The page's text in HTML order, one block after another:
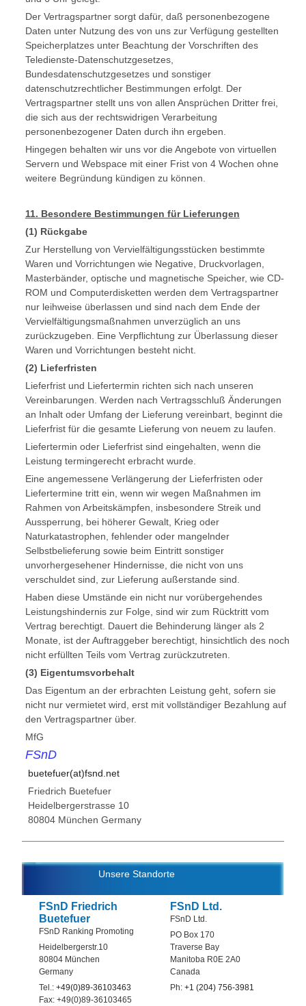
Unsere Standorte
FSnD Friedrich
Buetefuer
FSnD Ranking Promoting
Heidelbergerstr.10
80804 München
Germany
Tel.:+49(0)89-36103463
Fax: +49(0)89-36103465
FSnD Ltd.
FSnD Ltd.
PO Box 170
Traverse Bay
Manitoba R0E 2A0
Canada
Ph: +1 (204) 756-3981
Der Vertragspartner sorgt dafür, daß personenbezogene
Daten unter Nutzung des von uns zur Verfügung gestellten
Speicherplatzes unter Beachtung der Vorschriften des
Teledienste-Datenschutzgesetzes,
Bundesdatenschutzgesetzes und sonstiger
datenschutzrechtlicher Bestimmungen erfolgt. Der
Vertragspartner stellt uns von allen Ansprüchen Dritter frei,
die sich aus der rechtswidrigen Verarbeitung
personenbezogener Daten durch ihn ergeben.
Hingegen behalten wir uns vor die Angebote von virtuellen
Servern und Webspace mit einer Frist von 4 Wochen ohne
weitere Begründung kündigen zu können.
11. Besondere Bestimmungen für Lieferungen
(1) Rückgabe
Zur Herstellung von Vervielfältigungsstücken bestimmte
Waren und Vorrichtungen wie Negative, Druckvorlagen,
Masterbänder, optische und magnetische Speicher, wie CD-
ROM und Computerdisketten werden dem Vertragspartner
nur leihweise überlassen und sind nach dem Ende der
Vervielfältigungsmaßnahmen unverzüglich an uns
zurückzugeben. Eine Verpflichtung zur Überlassung dieser
Waren und Vorrichtungen besteht nicht.
(2) Lieferfristen
Lieferfrist und Liefertermin richten sich nach unseren
Vereinbarungen. Werden nach Vertragsschluß Änderungen
an Inhalt oder Umfang der Lieferung vereinbart, beginnt die
Lieferfrist für die gesamte Lieferung von neuem zu laufen.
Liefertermin oder Lieferfrist sind eingehalten, wenn die
Leistung termingerecht erbracht wurde.
Eine angemessene Verlängerung der Lieferfristen oder
Liefertermine tritt ein, wenn wir wegen Maßnahmen im
Rahmen von Arbeitskämpfen, insbesondere Streik und
Aussperrung, bei höherer Gewalt, Krieg oder
Naturkatastrophen, fehlender oder mangelnder
Selbstbelieferung sowie beim Eintritt sonstiger
unvorhergesehener Hindernisse, die nicht von uns
verschuldet sind, zur Lieferung außerstande sind.
Haben diese Umstände ein nicht nur vorübergehendes
Leistungshindernis zur Folge, sind wir zum Rücktritt vom
Vertrag berechtigt. Dauert die Behinderung länger als 2
Monate, ist der Auftraggeber berechtigt, hinsichtlich des noch
nicht erfüllten Teils vom Vertrag zurückzutreten.
(3) Eigentumsvorbehalt
Das Eigentum an der erbrachten Leistung geht, sofern sie
nicht nur vermietet wird, erst mit vollständiger Bezahlung auf
den Vertragspartner über.
MfG
FSnD
buetefuer(at)fsnd.net
Friedrich Buetefuer
Heidelbergerstrasse 10
80804 München Germany